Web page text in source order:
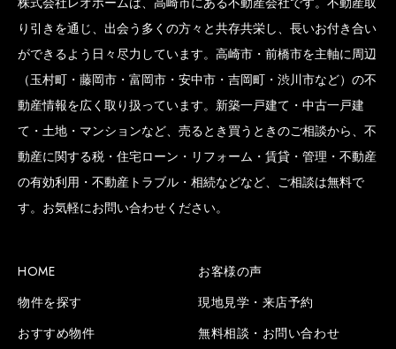
り引きを通じ、出会う多くの方々と共存共栄し、長いお付き合い
ができるよう日々尽力しています。高崎市・前橋市を主軸に周辺
（玉村町・藤岡市・富岡市・安中市・吉岡町・渋川市など）の不
動産情報を広く取り扱っています。新築一戸建て・中古一戸建
て・土地・マンションなど、売るとき買うときのご相談から、不
動産に関する税・住宅ローン・リフォーム・賃貸・管理・不動産
の有効利用・不動産トラブル・相続などなど、ご相談は無料で
す。お気軽にお問い合わせください。
HOME
物件を探す
おすすめ物件
お客様の声
現地見学・来店予約
無料相談・お問い合わせ